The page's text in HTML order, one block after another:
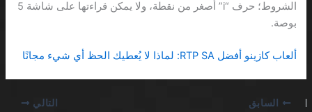
الشروط؛ حرف “i” أصغر من نقطة، ولا يمكن قراءتها على شاشة 5
بوصة.
ألعاب كازينو أفضل RTP SA: لماذا لا يُعطيك الحظ أي شيء مجانًا
السابق التالي